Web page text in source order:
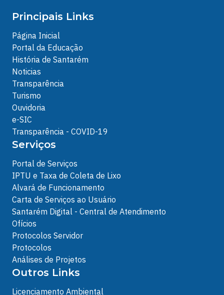
Principais Links
Página Inicial
Portal da Educação
História de Santarém
Noticias
Transparência
Turismo
Ouvidoria
e-SIC
Transparência - COVID-19
Serviços
Portal de Serviços
IPTU e Taxa de Coleta de Lixo
Alvará de Funcionamento
Carta de Serviços ao Usuário
Santarém Digital - Central de Atendimento
Ofícios
Protocolos Servidor
Protocolos
Análises de Projetos
Outros Links
Licenciamento Ambiental